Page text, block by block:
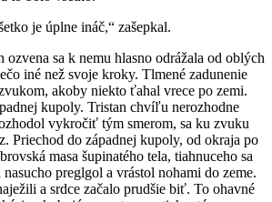
je úplne ináč,“ zašepkal.
sa k nemu hlasno odrážala od oblých
iné než svoje kroky. Tlmené zadunenie
akoby niekto ťahal vrece po zemi.
kupoly. Tristan chvíľu nerozhodne
vykročiť tým smerom, sa ku zvuku
Priechod do západnej kupoly, od okraja po
masa šupinatého tela, tiahnuceho sa
preglgol a vrástol nohami do zeme.
a srdce začalo prudšie biť. To ohavné